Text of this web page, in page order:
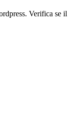
Verifica se il